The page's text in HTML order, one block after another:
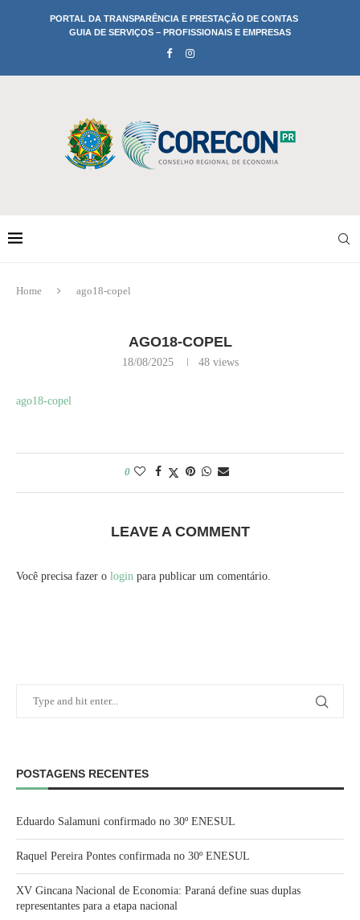
PORTAL DA TRANSPARÊNCIA E PRESTAÇÃO DE CONTAS
GUIA DE SERVIÇOS – PROFISSIONAIS E EMPRESAS
Home ago18-copel
AGO18-COPEL
18/08/2025 48views
ago18-copel
0
LEAVE A COMMENT
Você precisa fazer o login para publicar um comentário.
POSTAGENS RECENTES
Eduardo Salamuni confirmado no 30º ENESUL
Raquel Pereira Pontes confirmada no 30º ENESUL
XV Gincana Nacional de Economia: Paraná define suas duplas
representantes para a etapa nacional